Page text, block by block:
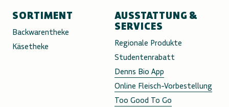
SORTIMENT
Backwarentheke
Käsetheke
AUSSTATTUNG &
SERVICES
Regionale Produkte
Studentenrabatt
Denns Bio App
Online Fleisch-Vorbestellung
Too Good To Go